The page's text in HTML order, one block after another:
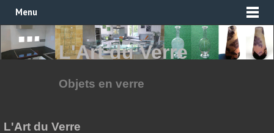
Menu
L'Art du Verre
Objets en verre
L'Art du Verre